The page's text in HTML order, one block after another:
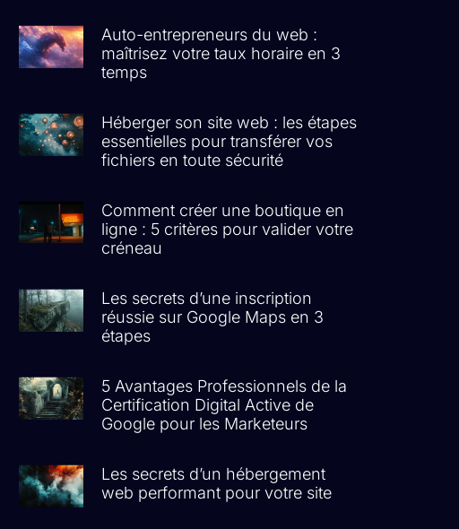
Auto-entrepreneurs du web :
maîtrisez votre taux horaire en 3
temps
Héberger son site web : les étapes
essentielles pour transférer vos
fichiers en toute sécurité
Comment créer une boutique en
ligne : 5 critères pour valider votre
créneau
Les secrets d’une inscription
réussie sur Google Maps en 3
étapes
5 Avantages Professionnels de la
Certification Digital Active de
Google pour les Marketeurs
Les secrets d’un hébergement
web performant pour votre site